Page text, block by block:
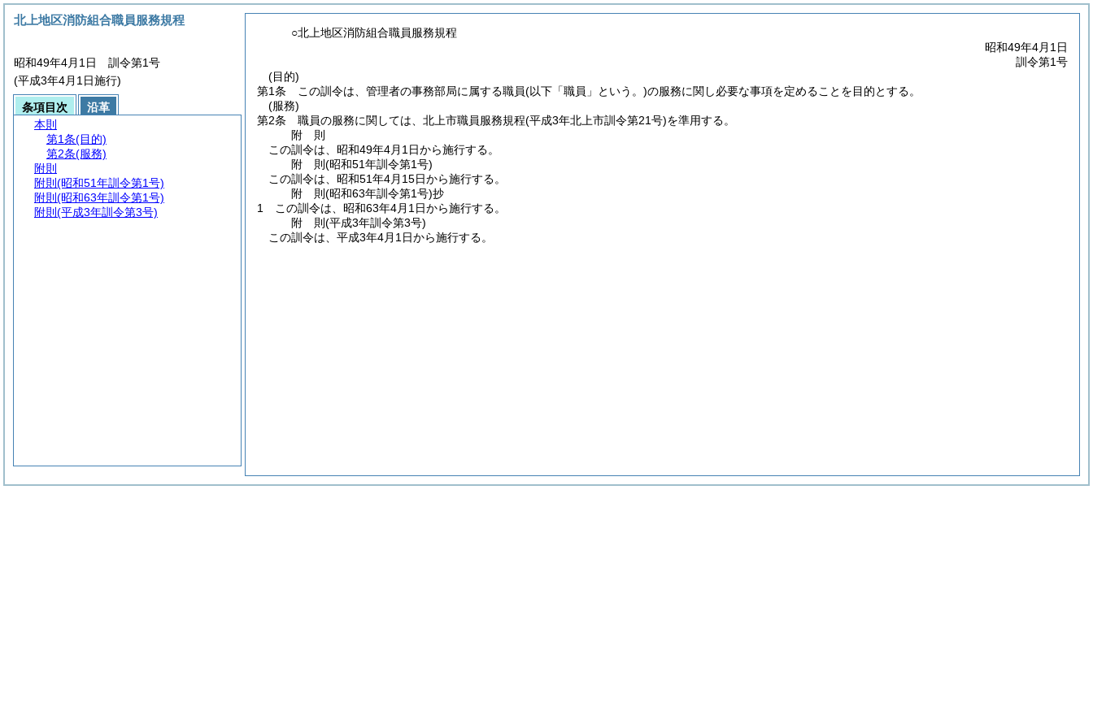
○北上地区消防組合職員服務規程
昭和49年4月1日
訓令第1号
(目的)
第1条
この訓令は、管理者の事務部局に属する職員(以下「職員」という。)の服務に関し必要な事項を定めることを目的とする。
(服務)
第2条
職員の服務に関しては、北上市職員服務規程(平成3年北上市訓令第21号)を準用する。
附 則
この訓令は、昭和49年4月1日から施行する。
附 則(昭和51年訓令第1号)
この訓令は、昭和51年4月15日から施行する。
附 則(昭和63年訓令第1号)抄
1
この訓令は、昭和63年4月1日から施行する。
附 則(平成3年訓令第3号)
この訓令は、平成3年4月1日から施行する。
北上地区消防組合職員服務規程
昭和49年4月1日 訓令第1号
(平成3年4月1日施行)
条項目次
沿革
本則
第1条(目的)
第2条(服務)
附則
附則 (昭和51年訓令第1号)
附則 (昭和63年訓令第1号)
附則 (平成3年訓令第3号)